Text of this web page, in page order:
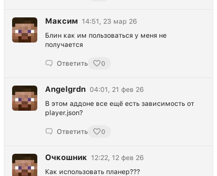
Максим
14:51, 23 мар 26
Блин как им пользоваться у меня не
получается
Ответить 0
Angelgrdn 04:01, 21 фев 26
В этом аддоне все ещё есть зависимость от
player.json?
Ответить 0
Очкошник
12:22, 12 фев 26
Как использовать планер???